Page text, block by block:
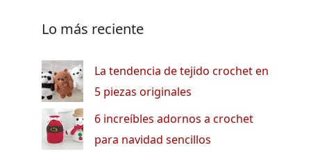
Lo más reciente
La tendencia de tejido crochet en
5 piezas originales
6 increíbles adornos a crochet
para navidad sencillos